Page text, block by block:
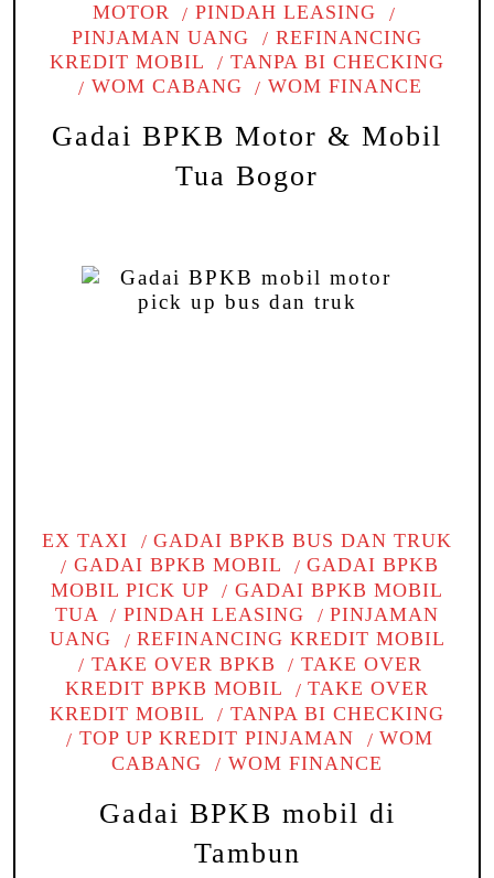
MOTOR
PINDAH LEASING
PINJAMAN UANG
REFINANCING
KREDIT MOBIL
TANPA BI CHECKING
WOM CABANG
WOM FINANCE
Gadai BPKB Motor & Mobil
Tua Bogor
EX TAXI
GADAI BPKB BUS DAN TRUK
GADAI BPKB MOBIL
GADAI BPKB
MOBIL PICK UP
GADAI BPKB MOBIL
TUA
PINDAH LEASING
PINJAMAN
UANG
REFINANCING KREDIT MOBIL
TAKE OVER BPKB
TAKE OVER
KREDIT BPKB MOBIL
TAKE OVER
KREDIT MOBIL
TANPA BI CHECKING
TOP UP KREDIT PINJAMAN
WOM
CABANG
WOM FINANCE
Gadai BPKB mobil di
Tambun